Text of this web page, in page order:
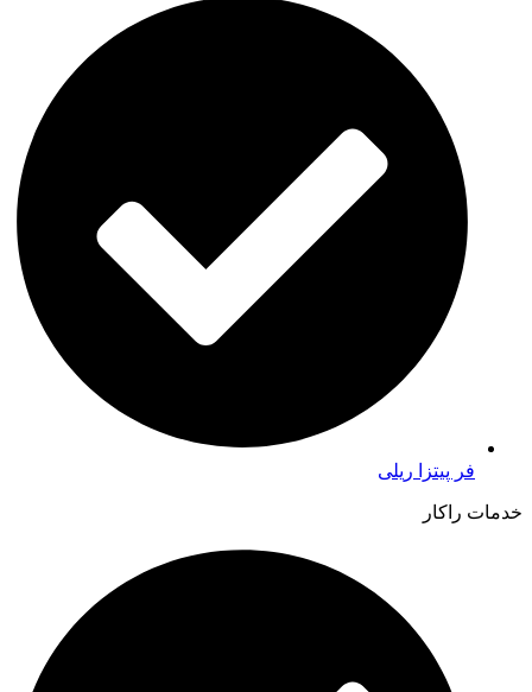
فر پیتزا ریلی
خدمات راکار